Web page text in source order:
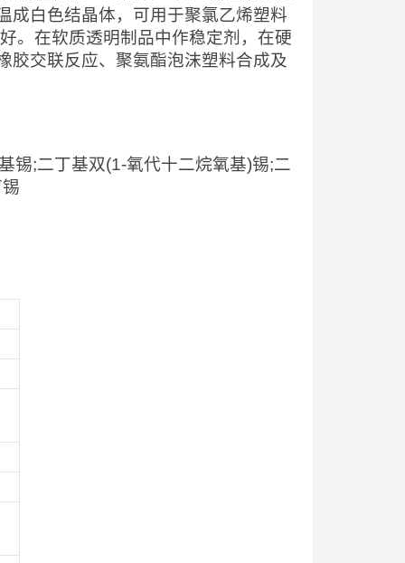
成白色结晶体，可用于聚氯乙烯塑料
。在软质透明制品中作稳定剂，在硬
胶交联反应、聚氨酯泡沫塑料合成及
锡;二丁基双(1-氧代十二烷氧基)锡;二